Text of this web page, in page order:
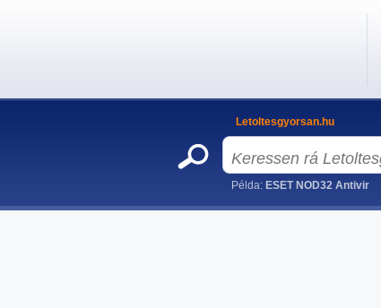
Letoltesgyorsan.hu
Példa: ESET NOD32 Antivir